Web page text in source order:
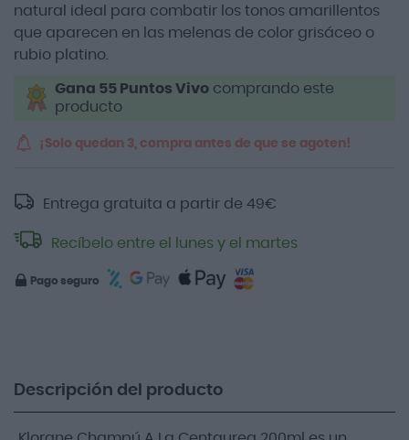
natural ideal para combatir los tonos amarillentos
que aparecen en las melenas de color grisáceo o
rubio platino.
Gana 55 Puntos Vivo comprando este
producto
¡Solo quedan 3, compra antes de que se agoten!
Entrega gratuita a partir de 49€
Recíbelo entre el lunes y el martes
Pago seguro
Descripción del producto